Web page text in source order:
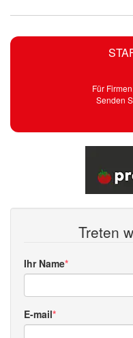
Für
Senden
Treten
Ihr Name
E-mail